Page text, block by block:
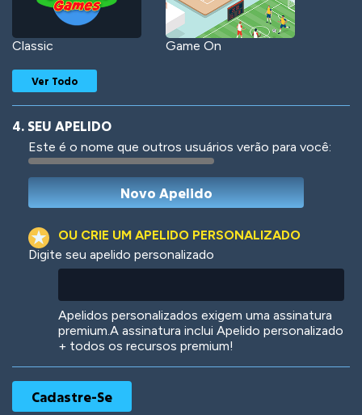
Classic Game On
Woof Jungle Cats
Ver Todo
4. SEU APELIDO
Este é o nome que outros usuários verão para você:
OU CRIE UM APELIDO PERSONALIZADO
Digite seu apelido personalizado
Apelidos personalizados exigem uma assinatura
premium.A assinatura inclui Apelido personalizado
+ todos os recursos premium!